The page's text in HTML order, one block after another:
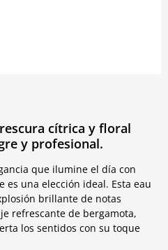
cítrica y floral
y profesional.
que ilumine el día con
es una elección ideal. Esta eau
brillante de notas
refrescante de bergamota,
los sentidos con su toque